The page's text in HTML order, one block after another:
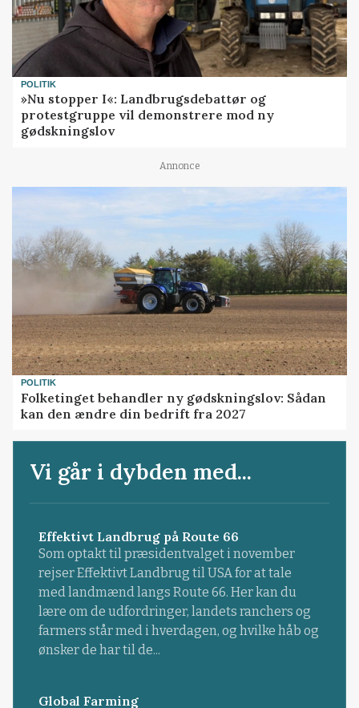
POLITIK
»Nu stopper I«: Landbrugsdebattør og
protestgruppe vil demonstrere mod ny
gødskningslov
Annonce
POLITIK
Folketinget behandler ny gødskningslov: Sådan
kan den ændre din bedrift fra 2027
Vi går i dybden med...
Effektivt Landbrug på Route 66
Som optakt til præsidentvalget i november
rejser Effektivt Landbrug til USA for at tale
med landmænd langs Route 66. Her kan du
lære om de udfordringer, landets ranchers og
farmers står med i hverdagen, og hvilke håb og
ønsker de har til de...
Global Farming